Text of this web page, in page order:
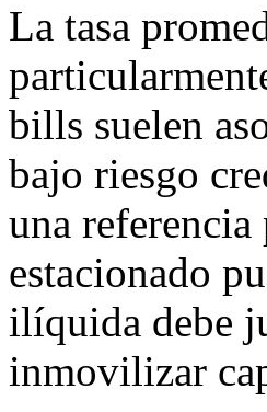
La tasa
bills suelen
bajo riesgo
una
estacionado
ilíquida debe
inmovilizar